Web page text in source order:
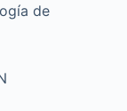
de